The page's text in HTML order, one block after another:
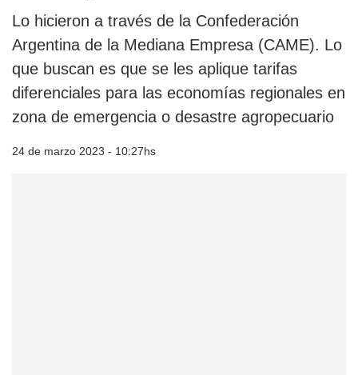
Lo hicieron a través de la Confederación
Argentina de la Mediana Empresa (CAME). Lo
que buscan es que se les aplique tarifas
diferenciales para las economías regionales en
zona de emergencia o desastre agropecuario
24 de marzo 2023 - 10:27hs